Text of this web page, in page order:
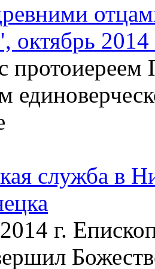
октябрь 2014
служба в
2014 г.